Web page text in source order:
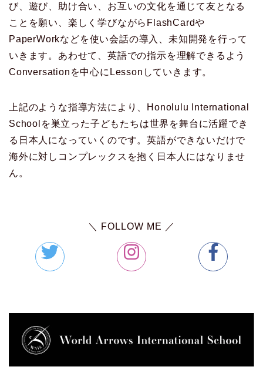
び、遊び、助け合い、お互いの文化を通じて友となる
ことを願い、楽しく学びながらFlashCardや
PaperWorkなどを使い会話の導入、未知開発を行って
いきます。あわせて、英語での指示を理解できるよう
Conversationを中心にLessonしていきます。
上記のような指導方法により、Honolulu International
Schoolを巣立った子どもたちは世界を舞台に活躍でき
る日本人になっていくのです。英語ができないだけで
海外に対しコンプレックスを抱く日本人にはなりませ
ん。
＼ FOLLOW ME ／